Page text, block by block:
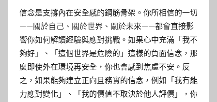
信念是支撐內在安全感的鋼筋骨架。你所相信的一切
——關於自己、關於世界、關於未來——都會直接影
響你如何解讀經驗與應對挑戰。如果心中充滿「我不
夠好」、「這個世界是危險的」這樣的負面信念，那
麼即使外在環境再安全，你也會感到焦慮不安。反
之，如果能夠建立正向且務實的信念，例如「我有能
力應對變化」、「我的價值不取決於他人評價」，你